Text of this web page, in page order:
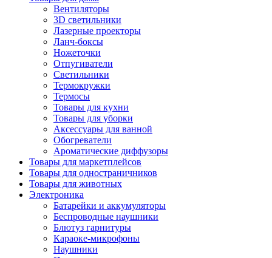
Вентиляторы
3D светильники
Лазерные проекторы
Ланч-боксы
Ножеточки
Отпугиватели
Светильники
Термокружки
Термосы
Товары для кухни
Товары для уборки
Аксессуары для ванной
Обогреватели
Ароматические диффузоры
Товары для маркетплейсов
Товары для одностраничников
Товары для животных
Электроника
Батарейки и аккумуляторы
Беспроводные наушники
Блютуз гарнитуры
Караоке-микрофоны
Наушники